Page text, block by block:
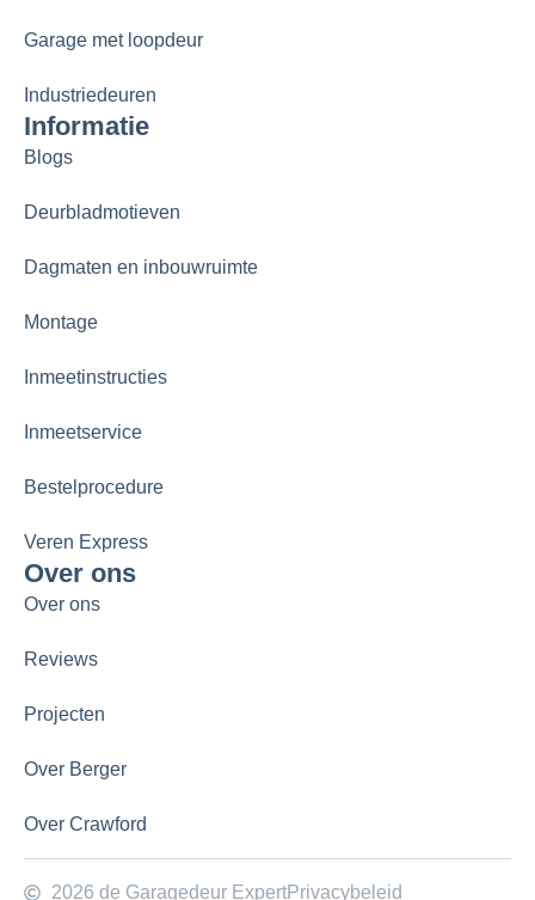
Garage met loopdeur
Industriedeuren
Informatie
Blogs
Deurbladmotieven
Dagmaten en inbouwruimte
Montage
Inmeetinstructies
Inmeetservice
Bestelprocedure
Veren Express
Over ons
Over ons
Reviews
Projecten
Over Berger
Over Crawford
2026 de Garagedeur ExpertPrivacybeleid